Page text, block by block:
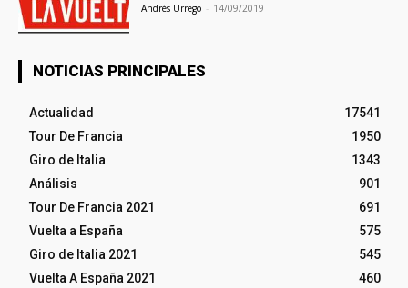
Andrés Urrego - 14/09/2019
NOTICIAS PRINCIPALES
Actualidad
17541
Tour De Francia
1950
Giro de Italia
1343
Análisis
901
Tour De Francia 2021
691
Vuelta a España
575
Giro de Italia 2021
545
Vuelta A España 2021
460